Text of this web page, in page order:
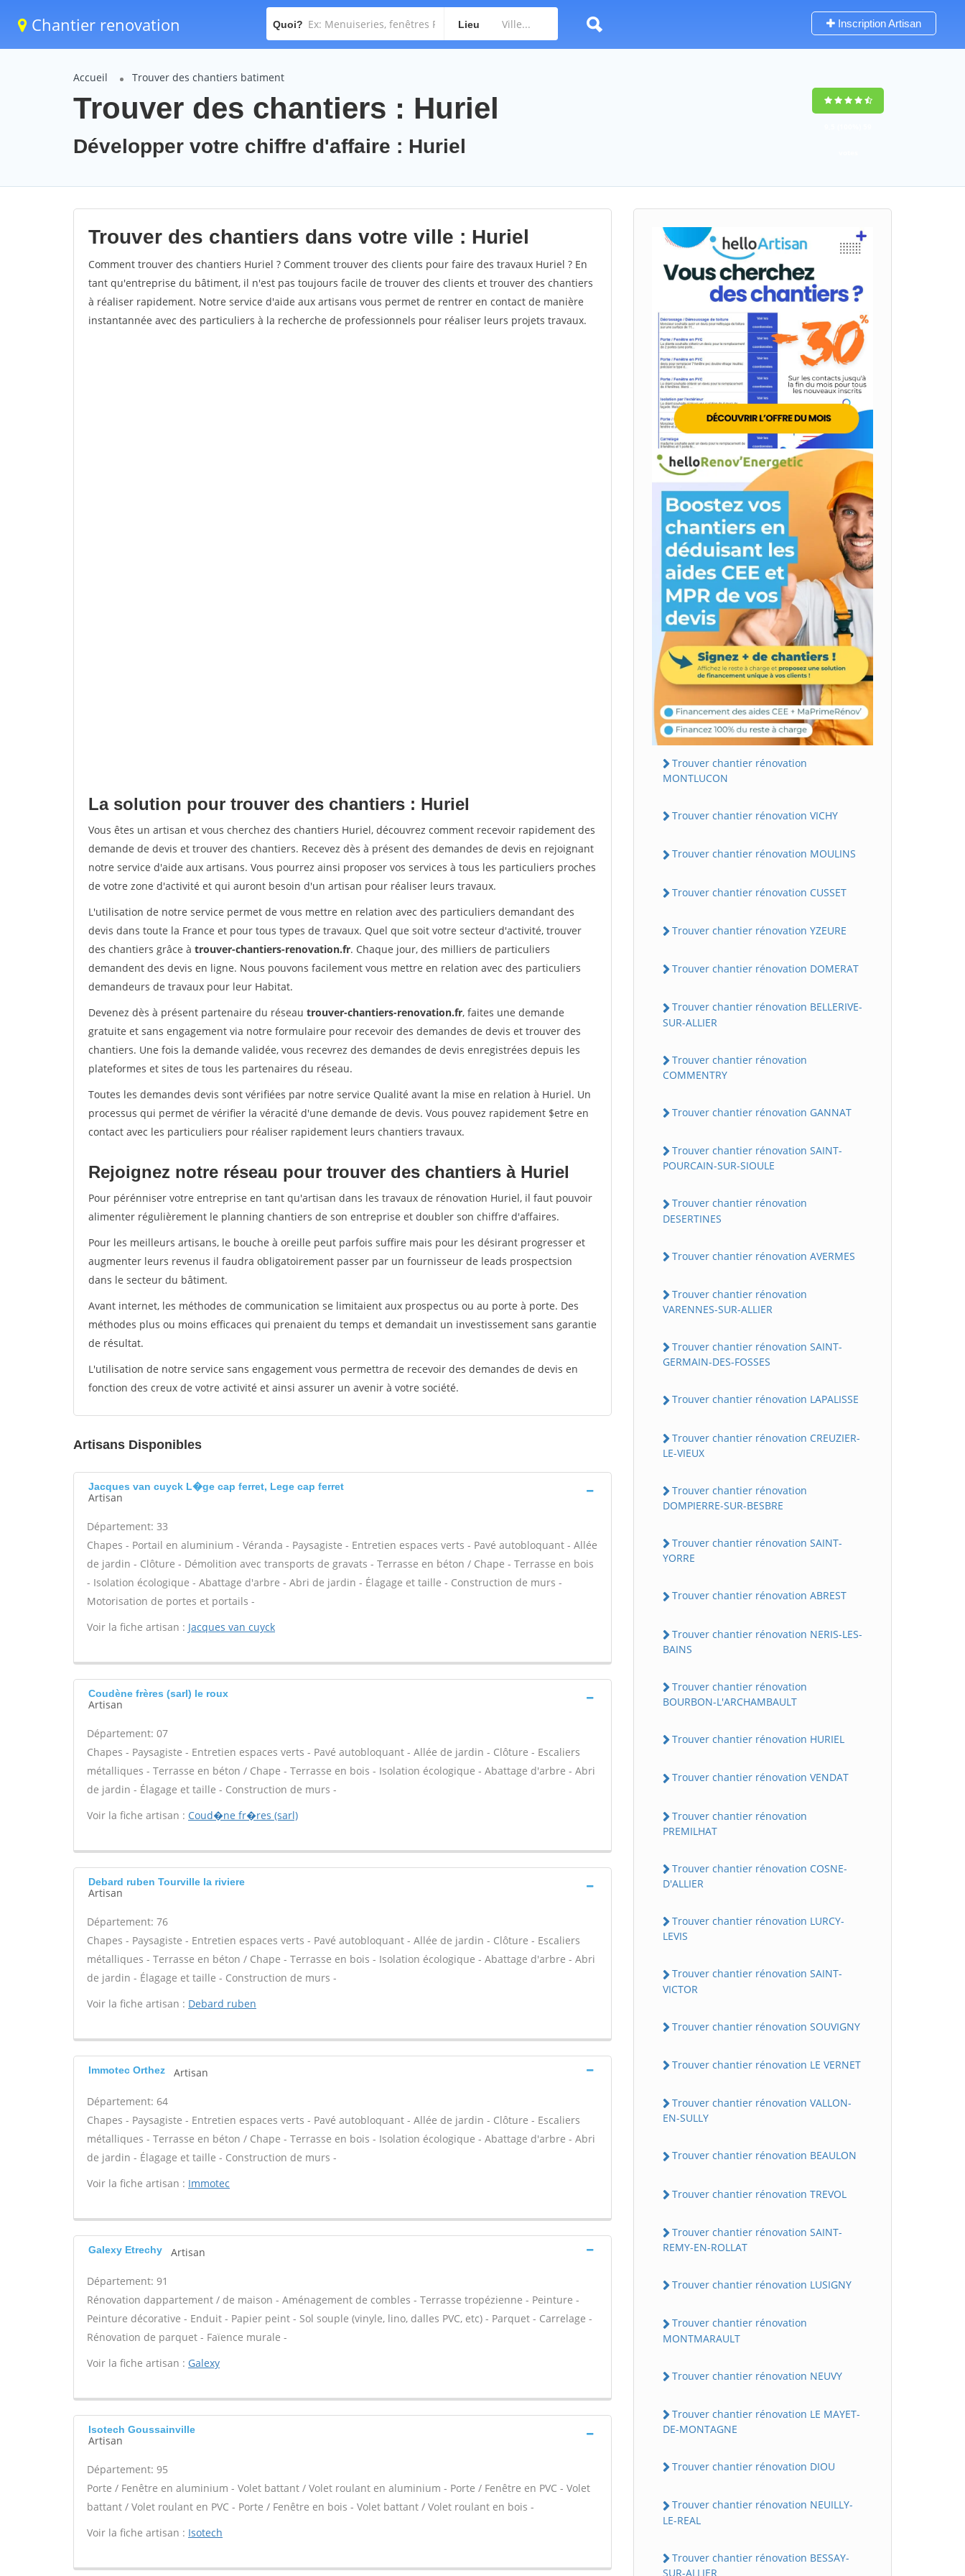
Chantier renovation Quoi? Lieu Inscription Artisan
Accueil Trouver des chantiers batiment
Trouver des chantiers : Huriel
Développer votre chiffre d'affaire : Huriel
Trouver des chantiers dans votre ville : Huriel
Comment trouver des chantiers Huriel ? Comment trouver des clients pour faire des travaux Huriel ? En
tant qu'entreprise du bâtiment, il n'est pas toujours facile de trouver des clients et trouver des chantiers
à réaliser rapidement. Notre service d'aide aux artisans vous permet de rentrer en contact de manière
instantannée avec des particuliers à la recherche de professionnels pour réaliser leurs projets travaux.
La solution pour trouver des chantiers : Huriel
Vous êtes un artisan et vous cherchez des chantiers Huriel, découvrez comment recevoir rapidement des
demande de devis et trouver des chantiers. Recevez dès à présent des demandes de devis en rejoignant
notre service d'aide aux artisans. Vous pourrez ainsi proposer vos services à tous les particuliers proches
de votre zone d'activité et qui auront besoin d'un artisan pour réaliser leurs travaux.
L'utilisation de notre service permet de vous mettre en relation avec des particuliers demandant des
devis dans toute la France et pour tous types de travaux. Quel que soit votre secteur d'activité, trouver
des chantiers grâce à trouver-chantiers-renovation.fr. Chaque jour, des milliers de particuliers
demandent des devis en ligne. Nous pouvons facilement vous mettre en relation avec des particuliers
demandeurs de travaux pour leur Habitat.
Devenez dès à présent partenaire du réseau trouver-chantiers-renovation.fr, faites une demande
gratuite et sans engagement via notre formulaire pour recevoir des demandes de devis et trouver des
chantiers. Une fois la demande validée, vous recevrez des demandes de devis enregistrées depuis les
plateformes et sites de tous les partenaires du réseau.
Toutes les demandes devis sont vérifiées par notre service Qualité avant la mise en relation à Huriel. Un
processus qui permet de vérifier la véracité d'une demande de devis. Vous pouvez rapidement $etre en
contact avec les particuliers pour réaliser rapidement leurs chantiers travaux.
Rejoignez notre réseau pour trouver des chantiers à Huriel
Pour pérénniser votre entreprise en tant qu'artisan dans les travaux de rénovation Huriel, il faut pouvoir
alimenter régulièrement le planning chantiers de son entreprise et doubler son chiffre d'affaires.
Pour les meilleurs artisans, le bouche à oreille peut parfois suffire mais pour les désirant progresser et
augmenter leurs revenus il faudra obligatoirement passer par un fournisseur de leads prospectsion
dans le secteur du bâtiment.
Avant internet, les méthodes de communication se limitaient aux prospectus ou au porte à porte. Des
méthodes plus ou moins efficaces qui prenaient du temps et demandait un investissement sans garantie
de résultat.
L'utilisation de notre service sans engagement vous permettra de recevoir des demandes de devis en
fonction des creux de votre activité et ainsi assurer un avenir à votre société.
Artisans Disponibles
Jacques van cuyck L�ge cap ferret, Lege cap ferret
Artisan
Département: 33
Chapes - Portail en aluminium - Véranda - Paysagiste - Entretien espaces verts - Pavé autobloquant - Allée
de jardin - Clôture - Démolition avec transports de gravats - Terrasse en béton / Chape - Terrasse en bois
- Isolation écologique - Abattage d'arbre - Abri de jardin - Élagage et taille - Construction de murs -
Motorisation de portes et portails -
Voir la fiche artisan : Jacques van cuyck
Coudène frères (sarl) le roux
Artisan
Département: 07
Chapes - Paysagiste - Entretien espaces verts - Pavé autobloquant - Allée de jardin - Clôture - Escaliers
métalliques - Terrasse en béton / Chape - Terrasse en bois - Isolation écologique - Abattage d'arbre - Abri
de jardin - Élagage et taille - Construction de murs -
Voir la fiche artisan : Coud�ne fr�res (sarl)
Debard ruben Tourville la riviere
Artisan
Département: 76
Chapes - Paysagiste - Entretien espaces verts - Pavé autobloquant - Allée de jardin - Clôture - Escaliers
métalliques - Terrasse en béton / Chape - Terrasse en bois - Isolation écologique - Abattage d'arbre - Abri
de jardin - Élagage et taille - Construction de murs -
Voir la fiche artisan : Debard ruben
Immotec Orthez Artisan
Département: 64
Chapes - Paysagiste - Entretien espaces verts - Pavé autobloquant - Allée de jardin - Clôture - Escaliers
métalliques - Terrasse en béton / Chape - Terrasse en bois - Isolation écologique - Abattage d'arbre - Abri
de jardin - Élagage et taille - Construction de murs -
Voir la fiche artisan : Immotec
Galexy Etrechy Artisan
Département: 91
Rénovation dappartement / de maison - Aménagement de combles - Terrasse tropézienne - Peinture -
Peinture décorative - Enduit - Papier peint - Sol souple (vinyle, lino, dalles PVC, etc) - Parquet - Carrelage -
Rénovation de parquet - Faïence murale -
Voir la fiche artisan : Galexy
Isotech Goussainville
Artisan
Département: 95
Porte / Fenêtre en aluminium - Volet battant / Volet roulant en aluminium - Porte / Fenêtre en PVC - Volet
battant / Volet roulant en PVC - Porte / Fenêtre en bois - Volet battant / Volet roulant en bois -
Voir la fiche artisan : Isotech
Trouver chantier rénovation
MONTLUCON
Trouver chantier rénovation VICHY
Trouver chantier rénovation MOULINS
Trouver chantier rénovation CUSSET
Trouver chantier rénovation YZEURE
Trouver chantier rénovation DOMERAT
Trouver chantier rénovation BELLERIVE-
SUR-ALLIER
Trouver chantier rénovation
COMMENTRY
Trouver chantier rénovation GANNAT
Trouver chantier rénovation SAINT-
POURCAIN-SUR-SIOULE
Trouver chantier rénovation
DESERTINES
Trouver chantier rénovation AVERMES
Trouver chantier rénovation
VARENNES-SUR-ALLIER
Trouver chantier rénovation SAINT-
GERMAIN-DES-FOSSES
Trouver chantier rénovation LAPALISSE
Trouver chantier rénovation CREUZIER-
LE-VIEUX
Trouver chantier rénovation
DOMPIERRE-SUR-BESBRE
Trouver chantier rénovation SAINT-
YORRE
Trouver chantier rénovation ABREST
Trouver chantier rénovation NERIS-LES-
BAINS
Trouver chantier rénovation
BOURBON-L'ARCHAMBAULT
Trouver chantier rénovation HURIEL
Trouver chantier rénovation VENDAT
Trouver chantier rénovation
PREMILHAT
Trouver chantier rénovation COSNE-
D'ALLIER
Trouver chantier rénovation LURCY-
LEVIS
Trouver chantier rénovation SAINT-
VICTOR
Trouver chantier rénovation SOUVIGNY
Trouver chantier rénovation LE VERNET
Trouver chantier rénovation VALLON-
EN-SULLY
Trouver chantier rénovation BEAULON
Trouver chantier rénovation TREVOL
Trouver chantier rénovation SAINT-
REMY-EN-ROLLAT
Trouver chantier rénovation LUSIGNY
Trouver chantier rénovation
MONTMARAULT
Trouver chantier rénovation NEUVY
Trouver chantier rénovation LE MAYET-
DE-MONTAGNE
Trouver chantier rénovation DIOU
Trouver chantier rénovation NEUILLY-
LE-REAL
Trouver chantier rénovation BESSAY-
SUR-ALLIER